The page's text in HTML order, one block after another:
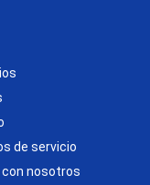
de servicio
con nosotros